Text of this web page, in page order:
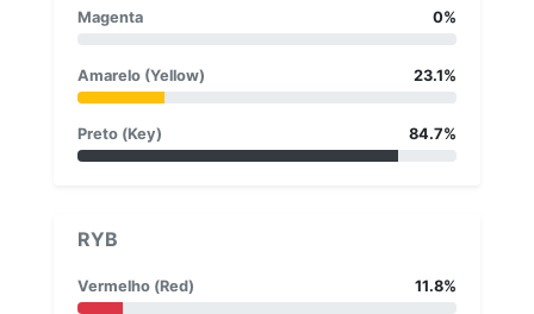
Magenta 0%
Amarelo (Yellow) 23.1%
Preto (Key) 84.7%
RYB
Vermelho (Red) 11.8%